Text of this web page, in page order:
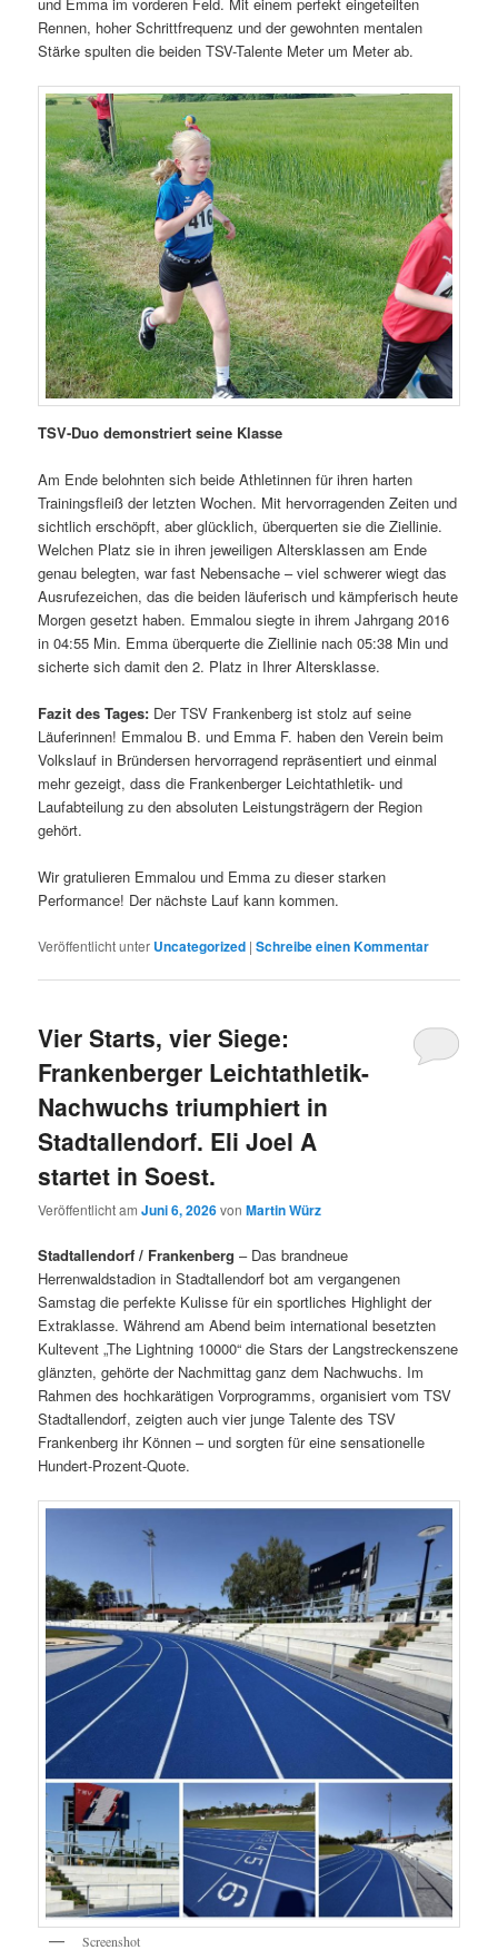
Rennen, hoher Schrittfrequenz und der gewohnten mentalen
Stärke spulten die beiden TSV-Talente Meter um Meter ab.
TSV-Duo demonstriert seine Klasse
Am Ende belohnten sich beide Athletinnen für ihren harten
Trainingsfleiß der letzten Wochen. Mit hervorragenden Zeiten und
sichtlich erschöpft, aber glücklich, überquerten sie die Ziellinie.
Welchen Platz sie in ihren jeweiligen Altersklassen am Ende
genau belegten, war fast Nebensache – viel schwerer wiegt das
Ausrufezeichen, das die beiden läuferisch und kämpferisch heute
Morgen gesetzt haben. Emmalou siegte in ihrem Jahrgang 2016
in 04:55 Min. Emma überquerte die Ziellinie nach 05:38 Min und
sicherte sich damit den 2. Platz in Ihrer Altersklasse.
Fazit des Tages: Der TSV Frankenberg ist stolz auf seine
Läuferinnen! Emmalou B. und Emma F. haben den Verein beim
Volkslauf in Bründersen hervorragend repräsentiert und einmal
mehr gezeigt, dass die Frankenberger Leichtathletik- und
Laufabteilung zu den absoluten Leistungsträgern der Region
gehört.
Wir gratulieren Emmalou und Emma zu dieser starken
Performance! Der nächste Lauf kann kommen.
Veröffentlicht unter Uncategorized |Schreibe einen Kommentar
Vier Starts, vier Siege:
Frankenberger Leichtathletik-
Nachwuchs triumphiert in
Stadtallendorf. Eli Joel A
startet in Soest.
Veröffentlicht amJuni 6, 2026vonMartin Würz
Stadtallendorf / Frankenberg – Das brandneue
Herrenwaldstadion in Stadtallendorf bot am vergangenen
Samstag die perfekte Kulisse für ein sportliches Highlight der
Extraklasse. Während am Abend beim international besetzten
Kultevent „The Lightning 10000“ die Stars der Langstreckenszene
glänzten, gehörte der Nachmittag ganz dem Nachwuchs. Im
Rahmen des hochkarätigen Vorprogramms, organisiert vom TSV
Stadtallendorf, zeigten auch vier junge Talente des TSV
Frankenberg ihr Können – und sorgten für eine sensationelle
Hundert-Prozent-Quote.
Screenshot